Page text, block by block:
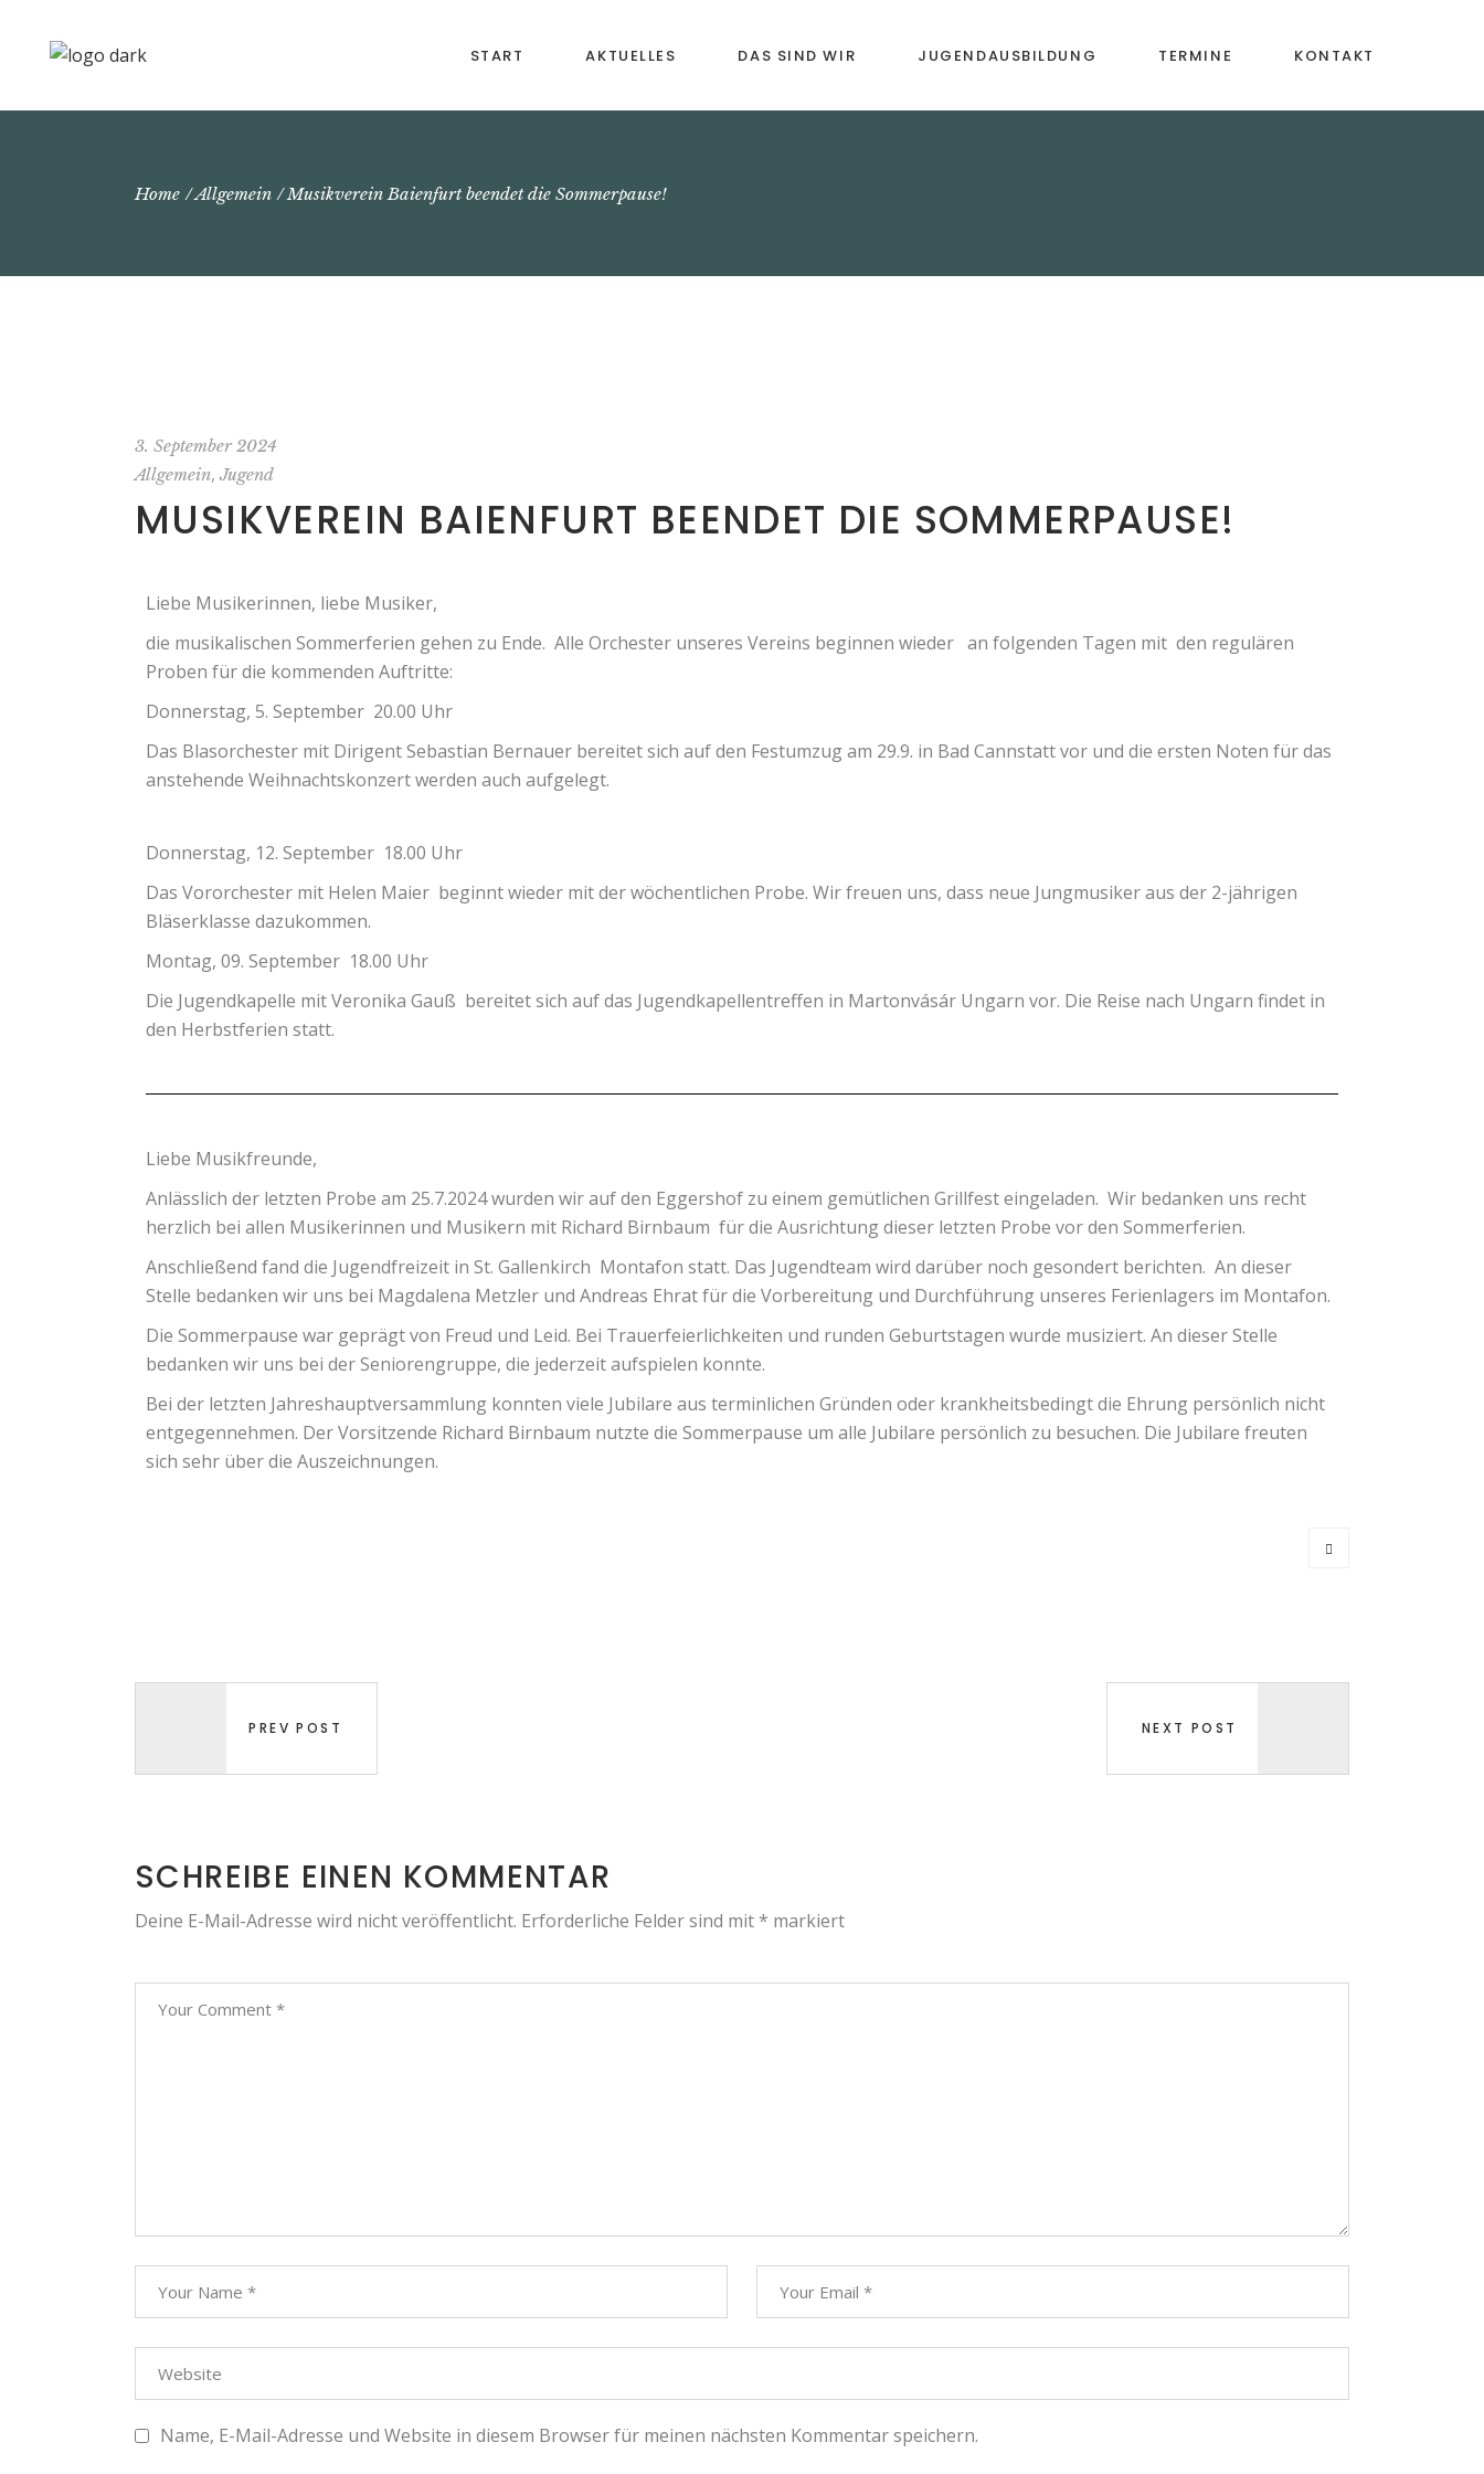
START AKTUELLES DAS SIND WIR JUGENDAUSBILDUNG TERMINE KONTAKT
Home Allgemein Musikverein Baienfurt beendet die Sommerpause!
3. September 2024
Allgemein,Jugend
MUSIKVEREIN BAIENFURT BEENDET DIE SOMMERPAUSE!
Liebe Musikerinnen, liebe Musiker,
die musikalischen Sommerferien gehen zu Ende. Alle Orchester unseres Vereins beginnen wieder an folgenden Tagen mit den regulären
Proben für die kommenden Auftritte:
Donnerstag, 5. September 20.00 Uhr
Das Blasorchester mit Dirigent Sebastian Bernauer bereitet sich auf den Festumzug am 29.9. in Bad Cannstatt vor und die ersten Noten für das
anstehende Weihnachtskonzert werden auch aufgelegt.
Donnerstag, 12. September 18.00 Uhr
Das Vororchester mit Helen Maier beginnt wieder mit der wöchentlichen Probe. Wir freuen uns, dass neue Jungmusiker aus der 2-jährigen
Bläserklasse dazukommen.
Montag, 09. September 18.00 Uhr
Die Jugendkapelle mit Veronika Gauß bereitet sich auf das Jugendkapellentreffen in Martonvásár Ungarn vor. Die Reise nach Ungarn findet in
den Herbstferien statt.
Liebe Musikfreunde,
Anlässlich der letzten Probe am 25.7.2024 wurden wir auf den Eggershof zu einem gemütlichen Grillfest eingeladen. Wir bedanken uns recht
herzlich bei allen Musikerinnen und Musikern mit Richard Birnbaum für die Ausrichtung dieser letzten Probe vor den Sommerferien.
Anschließend fand die Jugendfreizeit in St. Gallenkirch Montafon statt. Das Jugendteam wird darüber noch gesondert berichten. An dieser
Stelle bedanken wir uns bei Magdalena Metzler und Andreas Ehrat für die Vorbereitung und Durchführung unseres Ferienlagers im Montafon.
Die Sommerpause war geprägt von Freud und Leid. Bei Trauerfeierlichkeiten und runden Geburtstagen wurde musiziert. An dieser Stelle
bedanken wir uns bei der Seniorengruppe, die jederzeit aufspielen konnte.
Bei der letzten Jahreshauptversammlung konnten viele Jubilare aus terminlichen Gründen oder krankheitsbedingt die Ehrung persönlich nicht
entgegennehmen. Der Vorsitzende Richard Birnbaum nutzte die Sommerpause um alle Jubilare persönlich zu besuchen. Die Jubilare freuten
sich sehr über die Auszeichnungen.
PREV POST NEXT POST
SCHREIBE EINEN KOMMENTAR
Deine E-Mail-Adresse wird nicht veröffentlicht. Erforderliche Felder sind mit * markiert
Name, E-Mail-Adresse und Website in diesem Browser für meinen nächsten Kommentar speichern.